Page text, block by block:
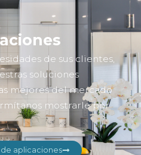
de sus clientes,
soluciones
mejores del mercado
mostrarle por
aplicaciones